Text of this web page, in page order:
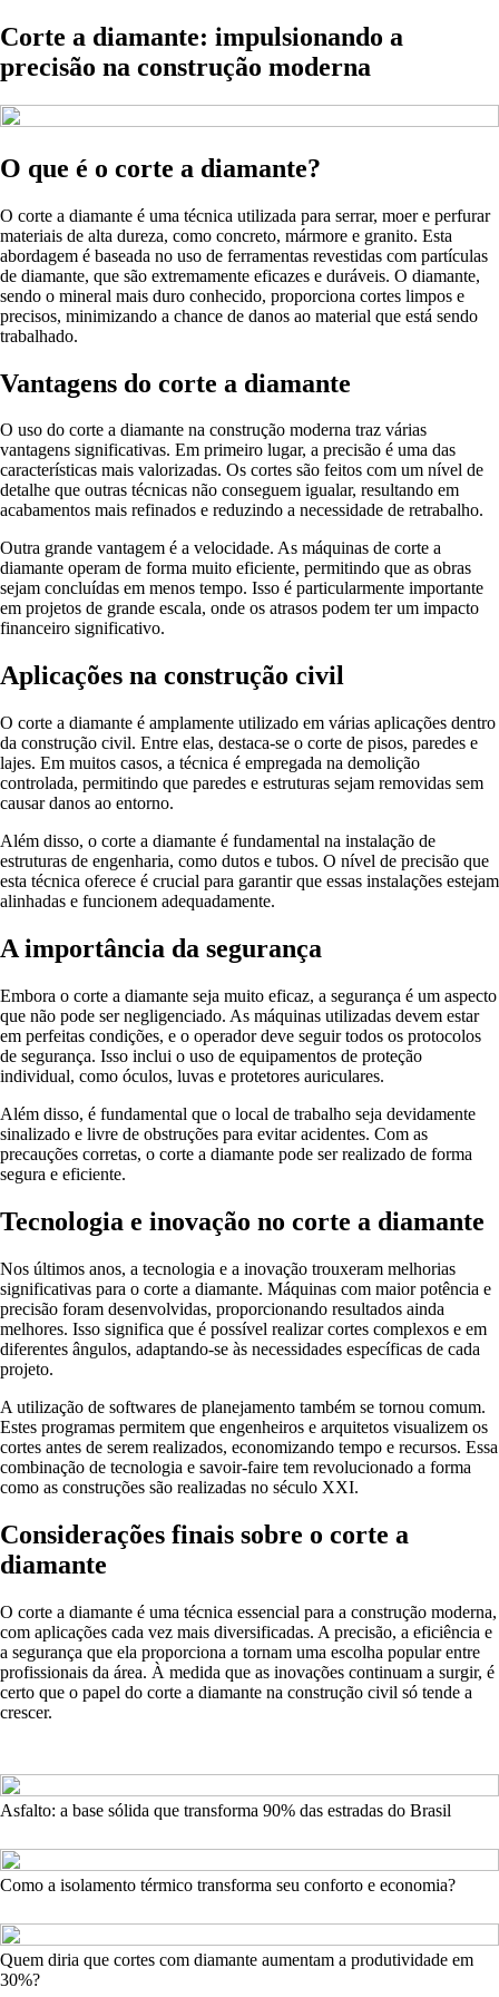
Corte a diamante: impulsionando a
precisão na construção moderna
O que é o corte a diamante?
O corte a diamante é uma técnica utilizada para serrar, moer e perfurar
materiais de alta dureza, como concreto, mármore e granito. Esta
abordagem é baseada no uso de ferramentas revestidas com partículas
de diamante, que são extremamente eficazes e duráveis. O diamante,
sendo o mineral mais duro conhecido, proporciona cortes limpos e
precisos, minimizando a chance de danos ao material que está sendo
trabalhado.
Vantagens do corte a diamante
O uso do corte a diamante na construção moderna traz várias
vantagens significativas. Em primeiro lugar, a precisão é uma das
características mais valorizadas. Os cortes são feitos com um nível de
detalhe que outras técnicas não conseguem igualar, resultando em
acabamentos mais refinados e reduzindo a necessidade de retrabalho.
Outra grande vantagem é a velocidade. As máquinas de corte a
diamante operam de forma muito eficiente, permitindo que as obras
sejam concluídas em menos tempo. Isso é particularmente importante
em projetos de grande escala, onde os atrasos podem ter um impacto
financeiro significativo.
Aplicações na construção civil
O corte a diamante é amplamente utilizado em várias aplicações dentro
da construção civil. Entre elas, destaca-se o corte de pisos, paredes e
lajes. Em muitos casos, a técnica é empregada na demolição
controlada, permitindo que paredes e estruturas sejam removidas sem
causar danos ao entorno.
Além disso, o corte a diamante é fundamental na instalação de
estruturas de engenharia, como dutos e tubos. O nível de precisão que
esta técnica oferece é crucial para garantir que essas instalações estejam
alinhadas e funcionem adequadamente.
A importância da segurança
Embora o corte a diamante seja muito eficaz, a segurança é um aspecto
que não pode ser negligenciado. As máquinas utilizadas devem estar
em perfeitas condições, e o operador deve seguir todos os protocolos
de segurança. Isso inclui o uso de equipamentos de proteção
individual, como óculos, luvas e protetores auriculares.
Além disso, é fundamental que o local de trabalho seja devidamente
sinalizado e livre de obstruções para evitar acidentes. Com as
precauções corretas, o corte a diamante pode ser realizado de forma
segura e eficiente.
Tecnologia e inovação no corte a diamante
Nos últimos anos, a tecnologia e a inovação trouxeram melhorias
significativas para o corte a diamante. Máquinas com maior potência e
precisão foram desenvolvidas, proporcionando resultados ainda
melhores. Isso significa que é possível realizar cortes complexos e em
diferentes ângulos, adaptando-se às necessidades específicas de cada
projeto.
A utilização de softwares de planejamento também se tornou comum.
Estes programas permitem que engenheiros e arquitetos visualizem os
cortes antes de serem realizados, economizando tempo e recursos. Essa
combinação de tecnologia e savoir-faire tem revolucionado a forma
como as construções são realizadas no século XXI.
Considerações finais sobre o corte a
diamante
O corte a diamante é uma técnica essencial para a construção moderna,
com aplicações cada vez mais diversificadas. A precisão, a eficiência e
a segurança que ela proporciona a tornam uma escolha popular entre
profissionais da área. À medida que as inovações continuam a surgir, é
certo que o papel do corte a diamante na construção civil só tende a
crescer.
Asfalto: a base sólida que transforma 90% das estradas do Brasil
Como a isolamento térmico transforma seu conforto e economia?
Quem diria que cortes com diamante aumentam a produtividade em
30%?